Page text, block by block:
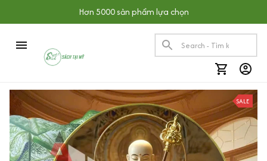
Hơn 5000 sản phẩm lựa chọn
SALE